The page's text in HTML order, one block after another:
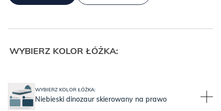
WYBIERZ KOLOR ŁÓŻKA:
WYBIERZ KOLOR ŁÓŻKA:
Niebieski dinozaur skierowany na prawo